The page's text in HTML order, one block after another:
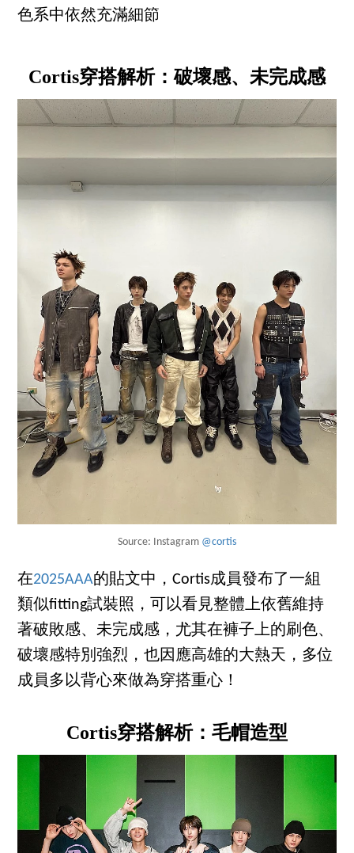
色系中依然充滿細節
Cortis穿搭解析：破壞感、未完成感
Source: Instagram @cortis
在2025AAA的貼文中，Cortis成員發布了一組
類似fitting試裝照，可以看見整體上依舊維持
著破敗感、未完成感，尤其在褲子上的刷色、
破壞感特別強烈，也因應高雄的大熱天，多位
成員多以背心來做為穿搭重心！
Cortis穿搭解析：毛帽造型